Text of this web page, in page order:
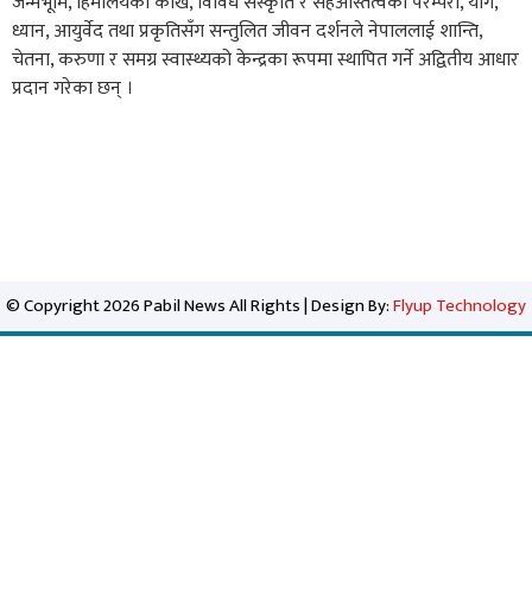
ध्यान, आयुर्वेद तथा प्रकृतिसँग सन्तुलित जीवन दर्शनले नेपाललाई शान्ति,
चेतना, करुणा र समग्र स्वास्थ्यको केन्द्रका रूपमा स्थापित गर्ने अद्वितीय आधार
प्रदान गरेका छन् ।
© Copyright 2026 Pabil News All Rights | Design By:Flyup Technology